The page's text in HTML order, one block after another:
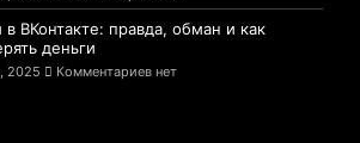
в ВКонтакте: правда, обман и как
деньги
2025 Комментариев нет